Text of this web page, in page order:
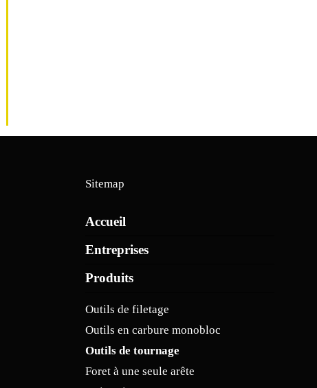
Sitemap
Accueil
Entreprises
Produits
Outils de filetage
Outils en carbure monobloc
Outils de tournage
Foret à une seule arête